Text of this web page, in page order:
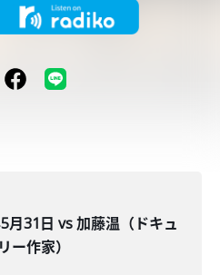
月31日 vs 加藤温（ドキュ
ー作家）